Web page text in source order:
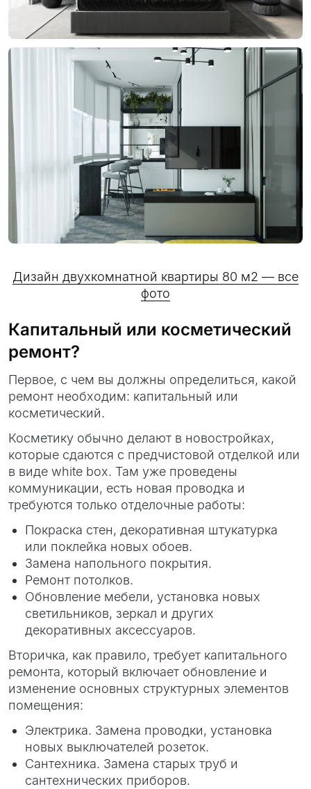
Дизайн двухкомнатной квартиры 80 м2 — все
фото
Капитальный или косметический
ремонт?
Первое, с чем вы должны определиться, какой
ремонт необходим: капитальный или
косметический.
Косметику обычно делают в новостройках,
которые сдаются с предчистовой отделкой или
в виде white box. Там уже проведены
коммуникации, есть новая проводка и
требуются только отделочные работы:
Покраска стен, декоративная штукатурка
или поклейка новых обоев.
Замена напольного покрытия.
Ремонт потолков.
Обновление мебели, установка новых
светильников, зеркал и других
декоративных аксессуаров.
Вторичка, как правило, требует капитального
ремонта, который включает обновление и
изменение основных структурных элементов
помещения:
Электрика. Замена проводки, установка
новых выключателей розеток.
Сантехника. Замена старых труб и
сантехнических приборов.